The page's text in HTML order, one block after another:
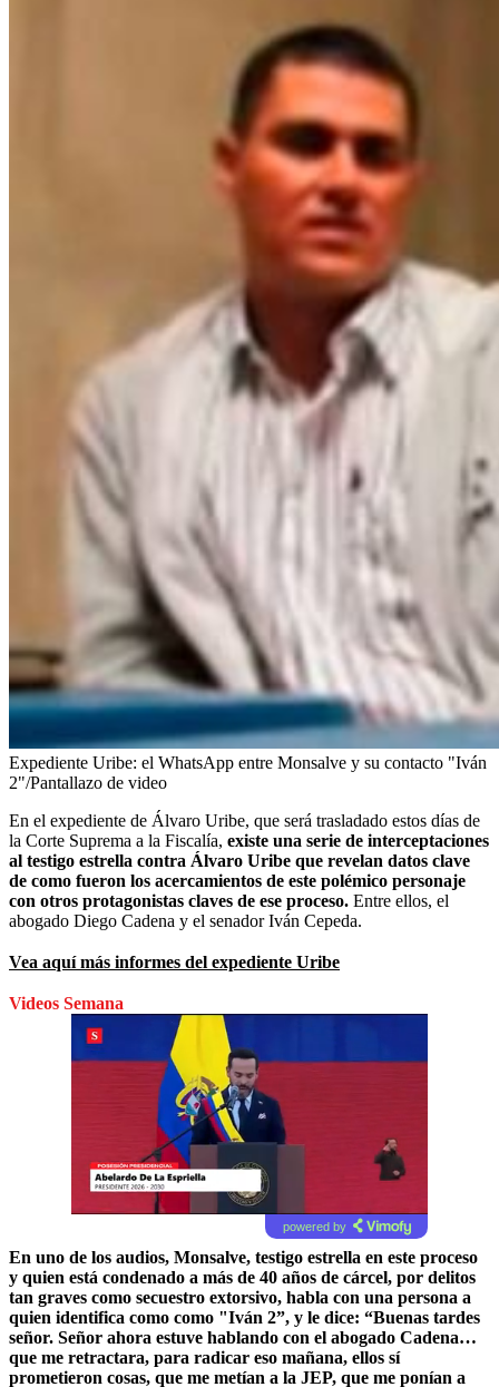
Expediente Uribe: el WhatsApp entre Monsalve y su contacto "Iván
2"/Pantallazo de video
En el expediente de Álvaro Uribe, que será trasladado estos días de
la Corte Suprema a la Fiscalía, existe una serie de interceptaciones
al testigo estrella contra Álvaro Uribe que revelan datos clave
de como fueron los acercamientos de este polémico personaje
con otros protagonistas claves de ese proceso. Entre ellos, el
abogado Diego Cadena y el senador Iván Cepeda.
Vea aquí más informes del expediente Uribe
Videos Semana
powered by
En uno de los audios, Monsalve, testigo estrella en este proceso
y quien está condenado a más de 40 años de cárcel, por delitos
tan graves como secuestro extorsivo, habla con una persona a
quien identifica como como "Iván 2”, y le dice: “Buenas tardes
señor. Señor ahora estuve hablando con el abogado Cadena…
que me retractara, para radicar eso mañana, ellos sí
prometieron cosas, que me metían a la JEP, que me ponían a